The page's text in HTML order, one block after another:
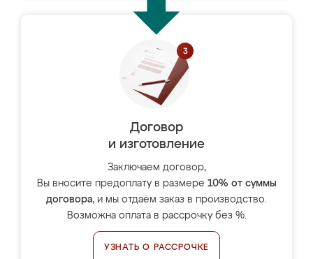
Договор
и изготовление
Заключаем договор,
Вы вносите предоплату в размере 10% от суммы
договора, и мы отдаём заказ в производство.
Возможна оплата в рассрочку без %.
УЗНАТЬ О РАССРОЧКЕ